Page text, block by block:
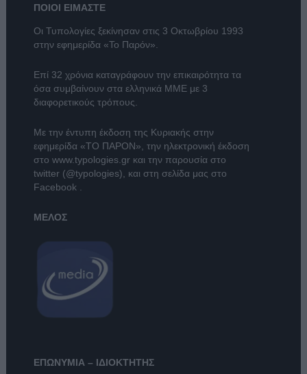
ΠΟΙΟΙ ΕΙΜΑΣΤΕ
Οι Τυπολογίες ξεκίνησαν στις 3 Οκτωβρίου 1993
στην εφημερίδα «Το Παρόν».
Επί 32 χρόνια καταγράφουν την επικαιρότητα τα
όσα συμβαίνουν στα ελληνικά ΜΜΕ με 3
διαφορετικούς τρόπους.
Με την έντυπη έκδοση της Κυριακής στην
εφημερίδα «ΤΟ ΠΑΡΟΝ», την ηλεκτρονική έκδοση
στο www.typologies.grκαι την παρουσία στο
twitter (@typologies), και στη σελίδα μας στο
Facebook .
ΜΕΛΟΣ
ΕΠΩΝΥΜΙΑ – ΙΔΙΟΚΤΗΤΗΣ